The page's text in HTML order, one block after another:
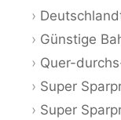
Günstige
Quer-
Super
Super